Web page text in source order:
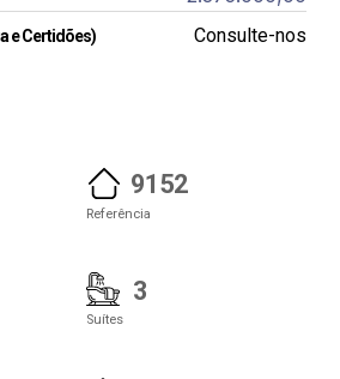
e Certidões) Consulte-nos
9152
Referência
3
Suítes